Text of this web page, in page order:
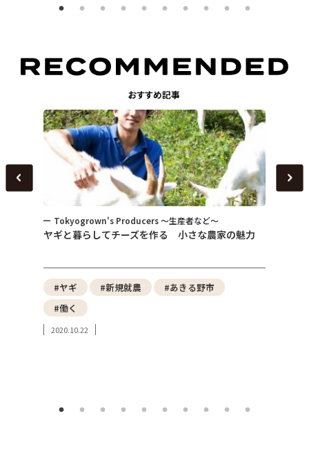
Tokyogrown's Producers ～生産者など～
ヤギと暮らしてチーズを作る 小さな農家の魅力
#ヤギ #新規就農
#あきる野市
#働く
2020.10.22